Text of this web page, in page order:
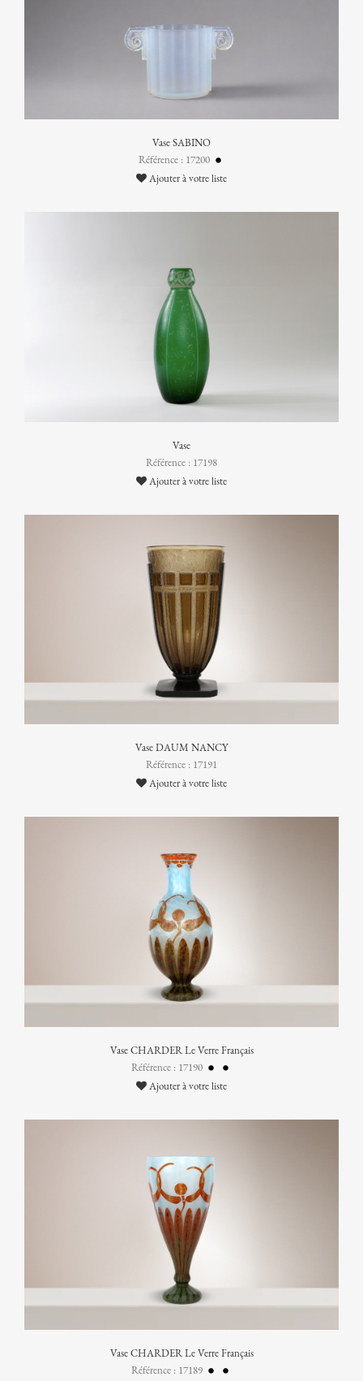
Vase SABINO
Référence : 17200
Ajouter à votre liste
Vase
Référence : 17198
Ajouter à votre liste
Vase DAUM NANCY
Référence : 17191
Ajouter à votre liste
Vase CHARDER Le Verre Français
Référence : 17190
Ajouter à votre liste
Vase CHARDER Le Verre Français
Référence : 17189